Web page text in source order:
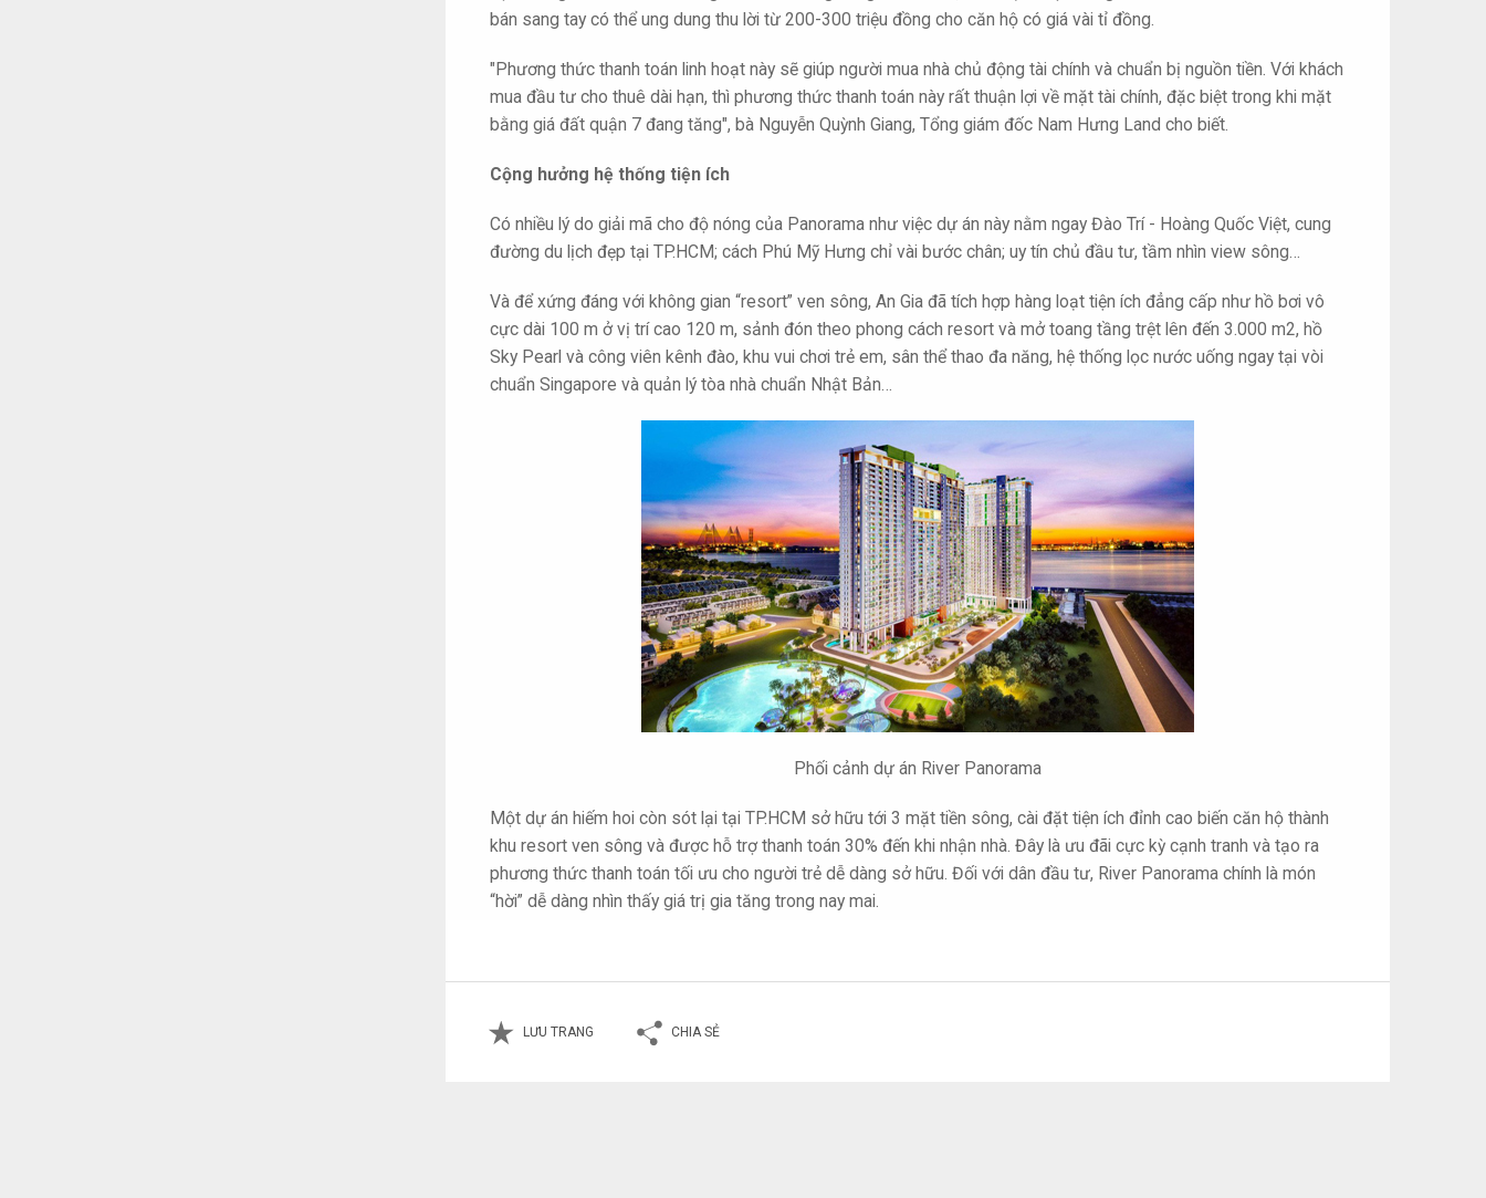
bán sang tay có thể ung dung thu lời từ 200-300 triệu đồng cho căn hộ có giá vài tỉ đồng.
"Phương thức thanh toán linh hoạt này sẽ giúp người mua nhà chủ động tài chính và chuẩn bị nguồn tiền. Với khách
mua đầu tư cho thuê dài hạn, thì phương thức thanh toán này rất thuận lợi về mặt tài chính, đặc biệt trong khi mặt
bằng giá đất quận 7 đang tăng", bà Nguyễn Quỳnh Giang, Tổng giám đốc Nam Hưng Land cho biết.
Cộng hưởng hệ thống tiện ích
Có nhiều lý do giải mã cho độ nóng của Panorama như việc dự án này nằm ngay Đào Trí - Hoàng Quốc Việt, cung
đường du lịch đẹp tại TP.HCM; cách Phú Mỹ Hưng chỉ vài bước chân; uy tín chủ đầu tư, tầm nhìn view sông…
Và để xứng đáng với không gian “resort” ven sông, An Gia đã tích hợp hàng loạt tiện ích đẳng cấp như hồ bơi vô
cực dài 100 m ở vị trí cao 120 m, sảnh đón theo phong cách resort và mở toang tầng trệt lên đến 3.000 m2, hồ
Sky Pearl và công viên kênh đào, khu vui chơi trẻ em, sân thể thao đa năng, hệ thống lọc nước uống ngay tại vòi
chuẩn Singapore và quản lý tòa nhà chuẩn Nhật Bản…
Phối cảnh dự án River Panorama
Một dự án hiếm hoi còn sót lại tại TP.HCM sở hữu tới 3 mặt tiền sông, cài đặt tiện ích đỉnh cao biến căn hộ thành
khu resort ven sông và được hỗ trợ thanh toán 30% đến khi nhận nhà. Đây là ưu đãi cực kỳ cạnh tranh và tạo ra
phương thức thanh toán tối ưu cho người trẻ dễ dàng sở hữu. Đối với dân đầu tư, River Panorama chính là món
“hời” dễ dàng nhìn thấy giá trị gia tăng trong nay mai.
LƯU TRANG CHIA SẺ